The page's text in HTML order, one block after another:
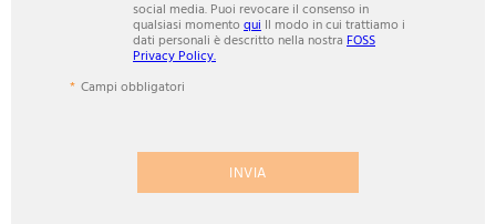
social media. Puoi revocare il consenso in
qualsiasi momento qui Il modo in cui trattiamo i
dati personali è descritto nella nostra FOSS
Privacy Policy.
Campi obbligatori
INVIA